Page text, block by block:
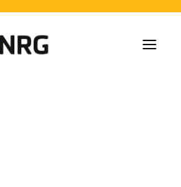
Collectieven
Bedrijven